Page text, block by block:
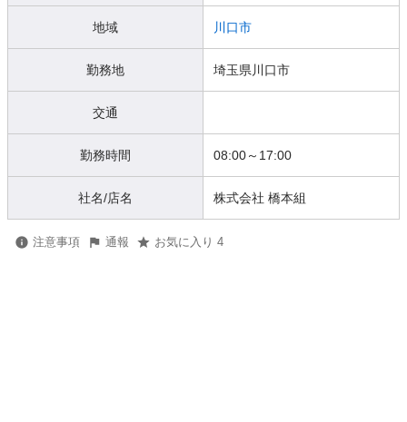
地域 川口市
勤務地 埼玉県川口市
交通
勤務時間 08:00～17:00
社名/店名 株式会社 橋本組
注意事項 通報 お気に入り 4